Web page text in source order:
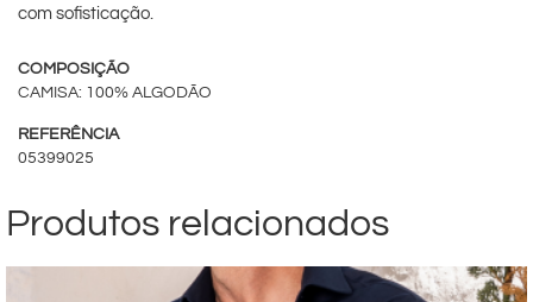
com sofisticação.
COMPOSIÇÃO
CAMISA: 100% ALGODÃO
REFERÊNCIA
05399025
Produtos relacionados